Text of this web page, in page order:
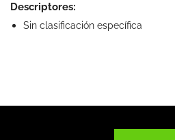
Descriptores:
Sin clasificación específica